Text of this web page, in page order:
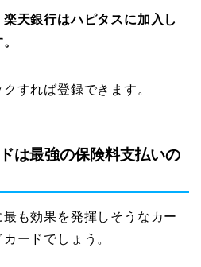
天銀行はハピタスに加入し
すれば登録できます。
は最強の保険料支払いの
も効果を発揮しそうなカー
ードでしょう。